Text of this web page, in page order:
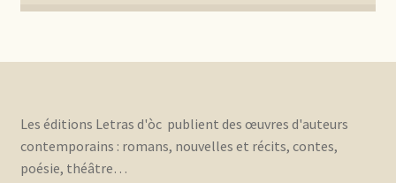
Les éditions Letras d'òc publient des œuvres d'auteurs
contemporains : romans, nouvelles et récits, contes,
poésie, théâtre…